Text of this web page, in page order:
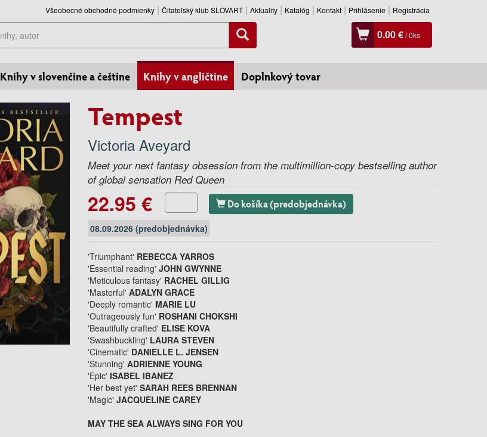
Všeobecné obchodné podmienky Čitateľský klub SLOVART Aktuality Katalóg Kontakt Prihlásenie Registrácia
0.00 €/0ks
Knihy v slovenčine a češtine Knihy v angličtine Doplnkový tovar
Tempest
Victoria Aveyard
Meet your next fantasy obsession from the multimillion-copy bestselling author
of global sensation Red Queen
22.95 € Do košíka (predobjednávka)
08.09.2026 (predobjednávka)
'Triumphant' REBECCA YARROS
'Essential reading'JOHN GWYNNE
'Meticulous fantasy' RACHEL GILLIG
'Masterful'ADALYN GRACE
'Deeply romantic' MARIE LU
'Outrageously fun' ROSHANI CHOKSHI
'Beautifully crafted' ELISE KOVA
'Swashbuckling' LAURA STEVEN
'Cinematic' DANIELLE L. JENSEN
'Stunning'ADRIENNE YOUNG
'Epic' ISABEL IBANEZ
'Her best yet'SARAH REES BRENNAN
'Magic'JACQUELINE CAREY
MAY THE SEA ALWAYS SING FOR YOU